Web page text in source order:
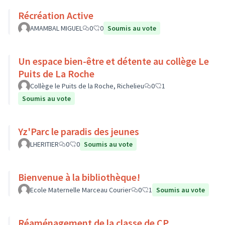
Récréation Active
AMAMBAL MIGUEL 0 0 Soumis au vote
Un espace bien-être et détente au collège Le
Puits de La Roche
Collège le Puits de la Roche, Richelieu 0
1
Soumis au vote
Yz'Parc le paradis des jeunes
LHERITIER 0 0 Soumis au vote
Bienvenue à la bibliothèque!
Ecole Maternelle Marceau Courier 0 1 Soumis au vote